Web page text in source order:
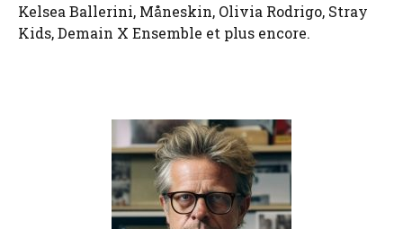
Kelsea Ballerini, Måneskin, Olivia Rodrigo, Stray
Kids, Demain X Ensemble et plus encore.